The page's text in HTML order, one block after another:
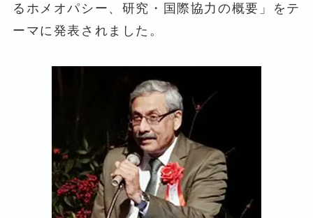
るホメオパシー、研究・国際協力の概要」をテ
ーマに発表されました。